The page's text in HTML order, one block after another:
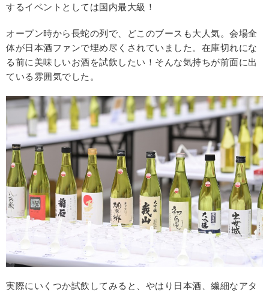
するイベントとしては国内最大級！
オープン時から長蛇の列で、どこのブースも大人気。会場全
体が日本酒ファンで埋め尽くされていました。在庫切れにな
る前に美味しいお酒を試飲したい！そんな気持ちが前面に出
ている雰囲気でした。
実際にいくつか試飲してみると、やはり日本酒、繊細なアタ